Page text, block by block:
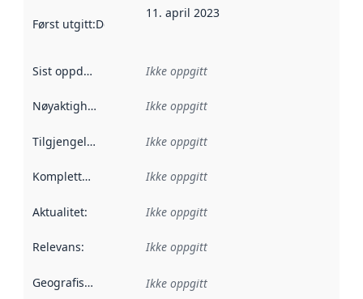
Først utgitt:Denne datoen sier når dataene i dette
11. april 2023
Sist oppdatert Ikke oppgitt
Nøyaktighet Ikke oppgitt
Tilgjengelighet Ikke oppgitt
Kompletthet Ikke oppgitt
Aktualitet: Ikke oppgitt
Relevans: Ikke oppgitt
Geografisk avgrensning :
Ikke oppgitt